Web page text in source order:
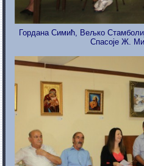
Гордана Симић, Вељко
Спасоје Ж.